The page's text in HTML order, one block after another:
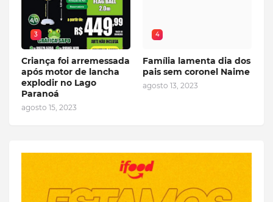
3
Criança foi arremessada
após motor de lancha
explodir no Lago
Paranoá
agosto 15, 2023
4
Família lamenta dia dos
pais sem coronel Naime
agosto 13, 2023